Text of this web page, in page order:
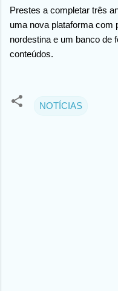
Prestes a completar três
uma nova plataforma com
nordestina e um banco de
conteúdos.
NOTÍCIAS